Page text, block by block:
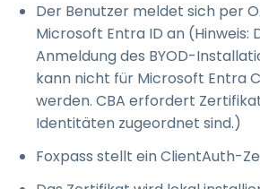
Der Benutzer meldet sich per
Microsoft Entra ID an (Hinweis:
Anmeldung des BYOD-
kann nicht für Microsoft Entra
werden. CBA erfordert
Identitäten zugeordnet sind.)
Foxpass stellt ein ClientAuth-